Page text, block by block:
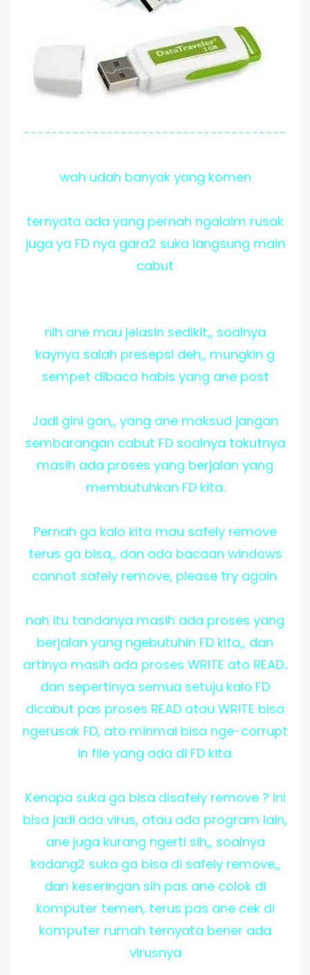
--------------------------------------
wah udah banyak yang komen
ternyata ada yang pernah ngalaim rusak
juga ya FD nya gara2 suka langsung main
cabut
nih ane mau jelasin sedikit,, soalnya
kaynya salah presepsi deh,, mungkin g
sempet dibaca habis yang ane post
Jadi gini gan,, yang ane maksud jangan
sembarangan cabut FD soalnya takutnya
masih ada proses yang berjalan yang
membutuhkan FD kita.
Pernah ga kalo kita mau safely remove
terus ga bisa,, dan ada bacaan windows
cannot safely remove, please try again.
nah itu tandanya masih ada proses yang
berjalan yang ngebutuhin FD kita,, dan
artinya masih ada proses WRITE ato READ..
dan sepertinya semua setuju kalo FD
dicabut pas proses READ atau WRITE bisa
ngerusak FD, ato minmal bisa nge-corrupt
in file yang ada di FD kita.
Kenapa suka ga bisa disafely remove ? Ini
bisa jadi ada virus, atau ada program lain,
ane juga kurang ngerti sih,, soalnya
kadang2 suka ga bisa di safely remove,,
dan keseringan sih pas ane colok di
komputer temen, terus pas ane cek di
komputer rumah ternyata bener ada
virusnya